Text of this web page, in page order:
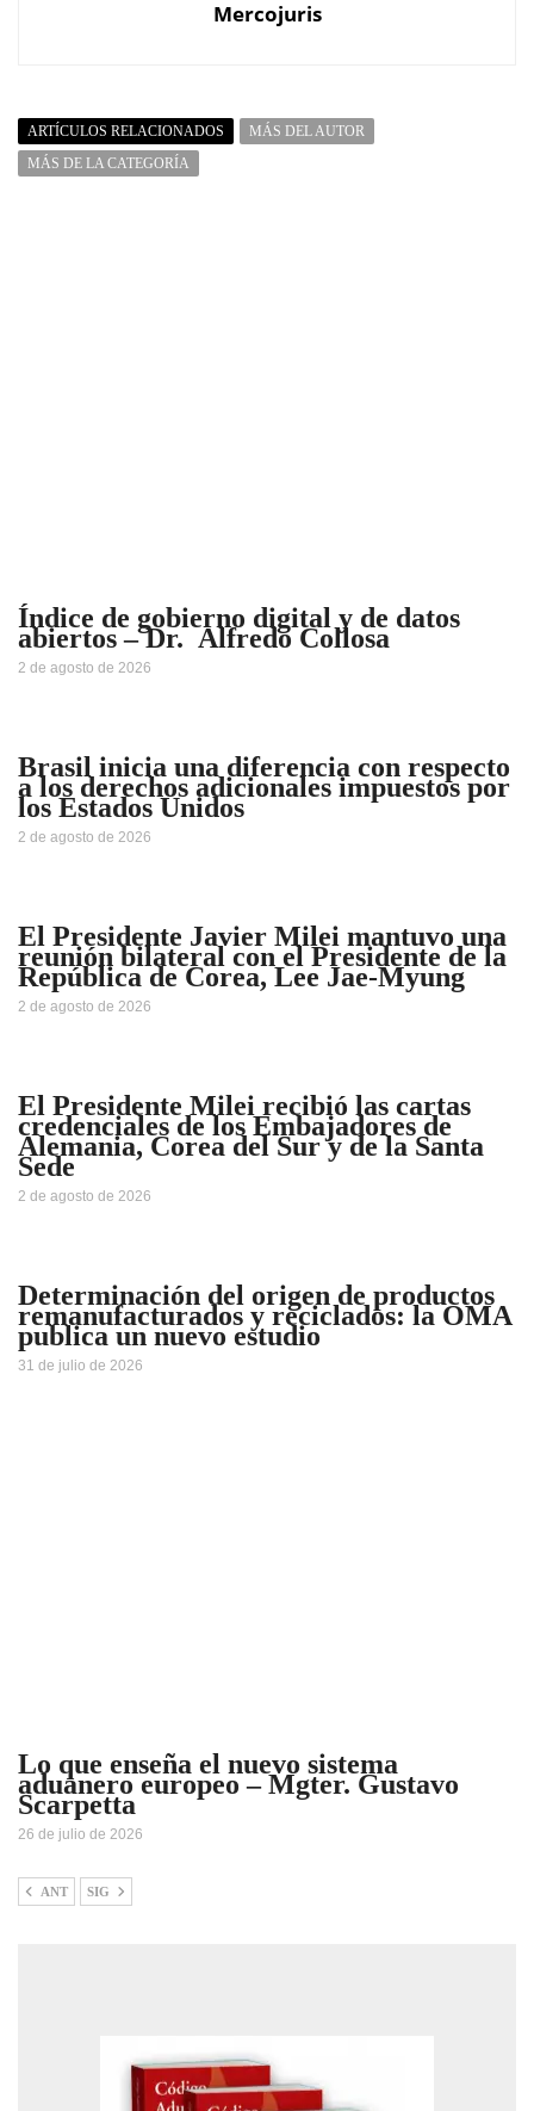
Mercojuris
ARTÍCULOS RELACIONADOS
MÁS DEL AUTOR
MÁS DE LA CATEGORÍA
Índice de gobierno digital y de datos
abiertos – Dr. Alfredo Collosa
2 de agosto de 2026
Brasil inicia una diferencia con respecto
a los derechos adicionales impuestos por
los Estados Unidos
2 de agosto de 2026
El Presidente Javier Milei mantuvo una
reunión bilateral con el Presidente de la
República de Corea, Lee Jae-Myung
2 de agosto de 2026
El Presidente Milei recibió las cartas
credenciales de los Embajadores de
Alemania, Corea del Sur y de la Santa
Sede
2 de agosto de 2026
Determinación del origen de productos
remanufacturados y reciclados: la OMA
publica un nuevo estudio
31 de julio de 2026
Lo que enseña el nuevo sistema
aduanero europeo – Mgter. Gustavo
Scarpetta
26 de julio de 2026
ANT SIG